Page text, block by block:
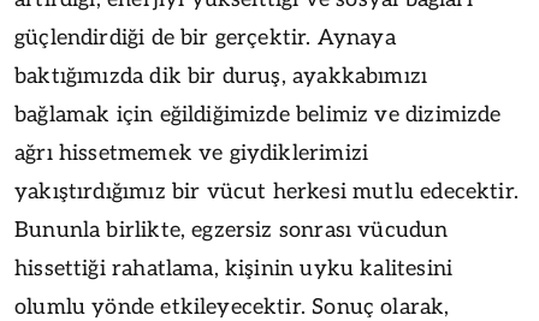
güçlendirdiği de bir gerçektir. Aynaya
baktığımızda dik bir duruş, ayakkabımızı
bağlamak için eğildiğimizde belimiz ve dizimizde
ağrı hissetmemek ve giydiklerimizi
yakıştırdığımız bir vücut herkesi mutlu edecektir.
Bununla birlikte, egzersiz sonrası vücudun
hissettiği rahatlama, kişinin uyku kalitesini
olumlu yönde etkileyecektir. Sonuç olarak,